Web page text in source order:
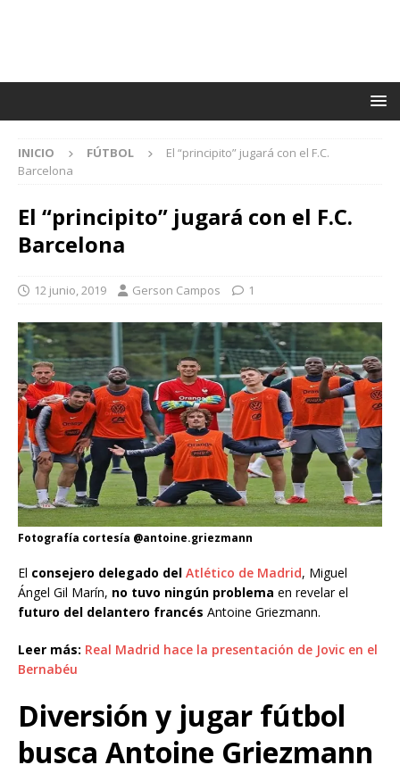
INICIO FÚTBOL
El “principito” jugará con el F.C.
Barcelona
El “principito” jugará con el F.C.
Barcelona
12 junio, 2019 Gerson Campos 1
Fotografía cortesía @antoine.griezmann
El consejero delegado del Atlético de Madrid, Miguel
Ángel Gil Marín, no tuvo ningún problema en revelar el
futuro del delantero francés Antoine Griezmann.
Leer más: Real Madrid hace la presentación de Jovic en el
Bernabéu
Diversión y jugar fútbol
busca Antoine Griezmann